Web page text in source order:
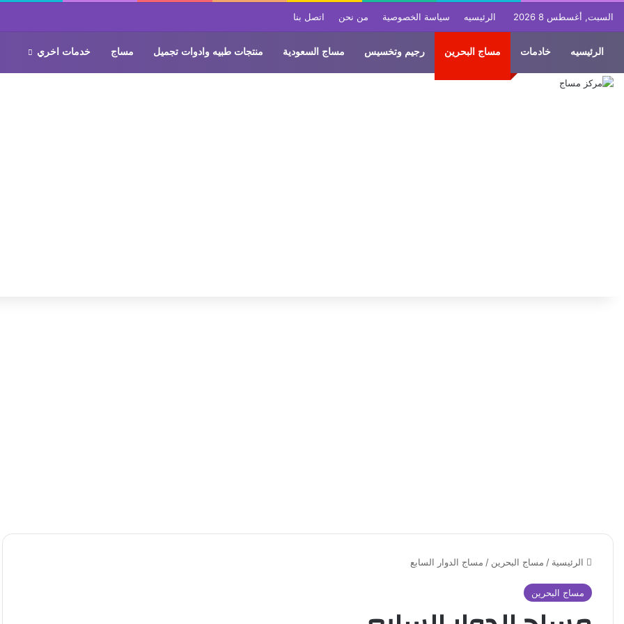
السبت, أغسطس 8 2026 الرئيسيه سياسة الخصوصية من نحن اتصل بنا
الرئيسيه خادمات مساج البحرين رجيم وتخسيس مساج السعودية منتجات طبيه وادوات تجميل مساج خدمات اخري
الرئيسية / مساج البحرين / مساج الدوار السابع
مساج البحرين